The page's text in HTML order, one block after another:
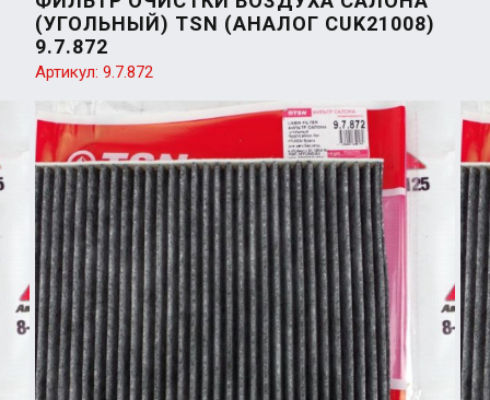
(УГОЛЬНЫЙ) TSN (АНАЛОГ CUK21008)
9.7.872
Артикул: 9.7.872